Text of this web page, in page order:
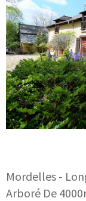
Mordelles -
Arboré De